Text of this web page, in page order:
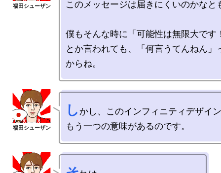
このメッセージは届きにくいのかなと
僕もそんな時に「可能性は無限大です
とか言われても、「何言うてんねん」
しかし、このインフィニティデザイ